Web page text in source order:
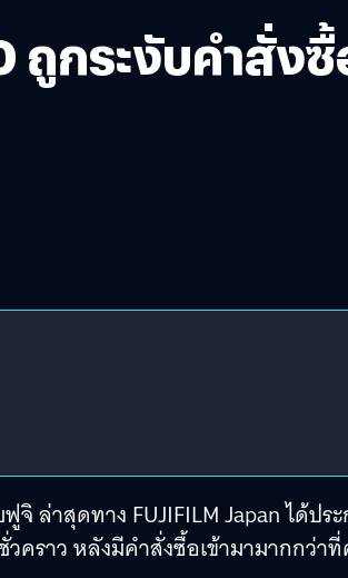
ถูกระงับคำสั่
ล่าสุดทาง FUJIFILM Japan ได้ปร
วคราว หลังมีคำสั่งซื้อเข้ามามากกว่า